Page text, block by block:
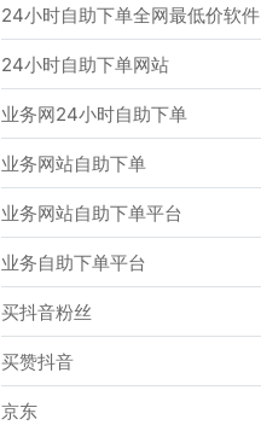
24小时自助下单全网最低价软件
24小时自助下单网站
业务网24小时自助下单
业务网站自助下单
业务网站自助下单平台
业务自助下单平台
买抖音粉丝
买赞抖音
京东